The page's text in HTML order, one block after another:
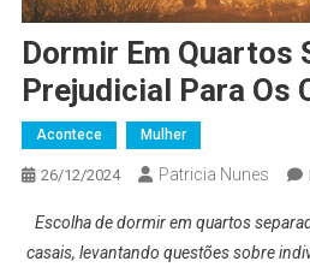
Dormir Em Quartos
Prejudicial Para Os
Acontece Mulher
26/12/2024 Patricia Nunes
Escolha de dormir em quartos
casais, levantando questões sobre